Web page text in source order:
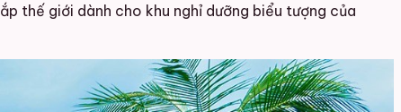
thế giới dành cho khu nghỉ dưỡng biểu tượng của